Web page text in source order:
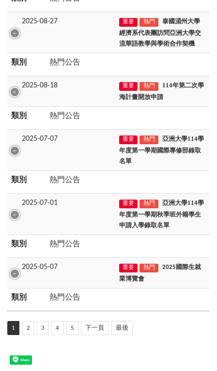
2025-08-27 重要 熱門
泰國湄州大學
經濟系代表團訪問亞洲大學交
流華語教學與學術合作契機
類別 熱門公告
2025-08-18 重要 熱門
114年第二次學
海計畫開放申請
類別 熱門公告
2025-07-07 重要 熱門
亞洲大學114學
年度第一學期國際專修部錄取
名單
類別 熱門公告
2025-07-01 重要 熱門
亞洲大學114學
年度第一學期秋季班外籍學生
申請入學錄取名單
類別 熱門公告
2025-05-07 重要 熱門
2025國際生就
業博覽會
類別 熱門公告
1 2 3 4 5 下一頁 最後
Share